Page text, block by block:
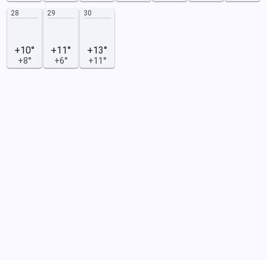
28
+10°
+8°
29
+11°
+6°
30
+13°
+11°